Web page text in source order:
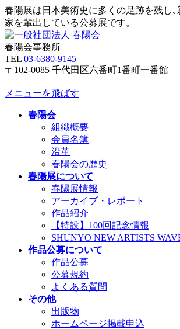
春陽展は日本美術史に多くの足跡を残し
家を輩出している公募展です。
春陽会事務所
TEL 03-6380-9145
〒102-0085 千代田区六番町1番町一番館
メニューを飛ばす
春陽会
組織概要
会員名簿
沿革
春陽会の歴史
春陽展について
春陽展情報
アーカイブ・レポート
作品紹介
【特設】100回記念情報
SHUNYO NEW ARTISTS
作品公募について
作品公募
公募規約
よくある質問
その他
出版物
ホームページ掲載申込